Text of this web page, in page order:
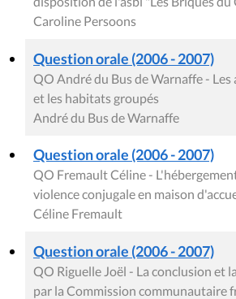
Caroline Persoons
Question orale (2006 - 2007)
QO André du Bus de Warnaffe - Les
et les habitats groupés
André du Bus de Warnaffe
Question orale (2006 - 2007)
QO Fremault Céline -
violence conjugale en maison
Céline Fremault
Question orale (2006 - 2007)
QO Riguelle Joël - La conclusion et
par la Commission communautaire